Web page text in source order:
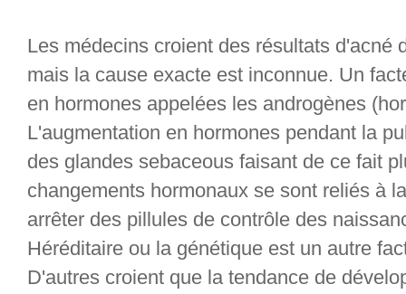
Les médecins croient des résultats d'acné
mais la cause exacte est inconnue. Un
en hormones appelées les androgènes
L'augmentation en hormones pendant la
des glandes sebaceous faisant de ce fait
changements hormonaux se sont reliés à
arrêter des pillules de contrôle des
Héréditaire ou la génétique est un autre
D'autres croient que la tendance de